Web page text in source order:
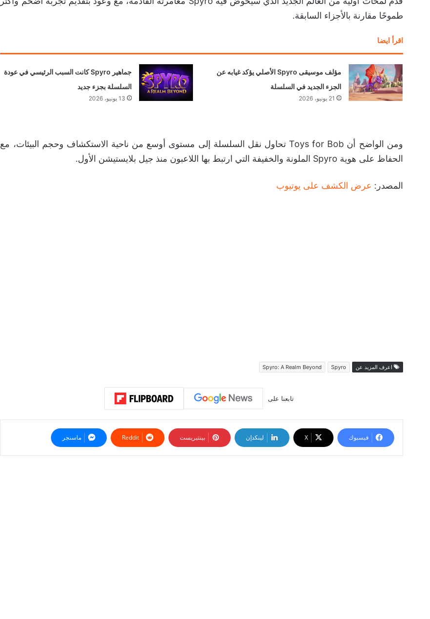
طموحًا مقارنة بالأجزاء السابقة.
اقرأ ايضا
مؤلف موسيقى Spyro الأصلي يؤكد غيابه عن
الجزء الجديد في السلسلة
21 يونيو، 2026
جماهير Spyro كانت السبب الرئيسي في عودة
السلسلة بجزء جديد
13 يونيو، 2026
ومن الواضح أن Toys for Bob تحاول نقل السلسلة إلى مستوى أوسع من ناحية الاستكشاف وحجم البيئات، مع
الحفاظ على هوية Spyro الملونة والخفيفة التي ارتبط بها اللاعبون منذ جيل بلايستيشن الأول.
المصدر: عرض الكشف على يوتيوب
اعرف المزيد عن Spyro
Spyro: A Realm Beyond
تابعنا على
فيسبوك ‫X لينكدإن بينتيريست ‏Reddit ماسنجر